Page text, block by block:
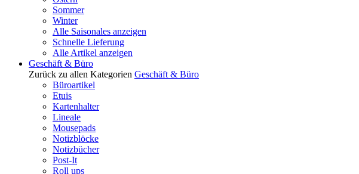
Sommer
Winter
Alle Saisonales anzeigen
Schnelle Lieferung
Alle Artikel anzeigen
Geschäft & Büro
Zurück zu allen Kategorien Geschäft & Büro
Büroartikel
Etuis
Kartenhalter
Lineale
Mousepads
Notizblöcke
Notizbücher
Post-It
Roll ups